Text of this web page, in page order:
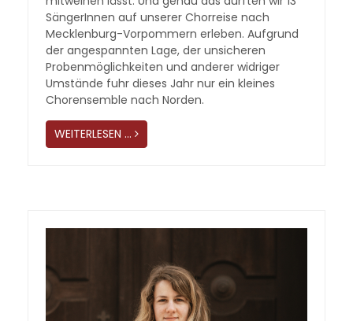
SängerInnen auf unserer Chorreise nach
Mecklenburg-Vorpommern erleben. Aufgrund
der angespannten Lage, der unsicheren
Probenmöglichkeiten und anderer widriger
Umstände fuhr dieses Jahr nur ein kleines
Chorensemble nach Norden.
WEITERLESEN …